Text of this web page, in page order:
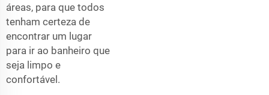
áreas, para que todos
tenham certeza de
encontrar um lugar
para ir ao banheiro que
seja limpo e
confortável.